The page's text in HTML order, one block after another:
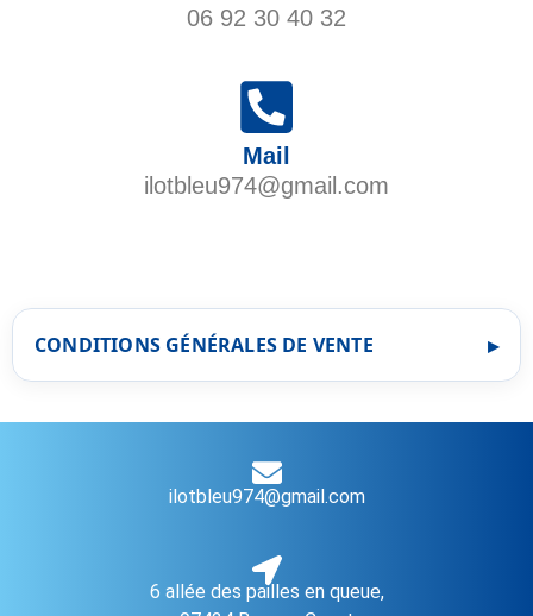
06 92 30 40 32
Mail
ilotbleu974@gmail.com
CONDITIONS GÉNÉRALES DE VENTE
ilotbleu974@gmail.com
6 allée des pailles en queue,